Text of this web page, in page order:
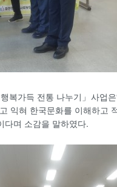
복가득 전통 나누기」사업
익혀 한국문화를 이해하고
다며 소감을 말하였다.